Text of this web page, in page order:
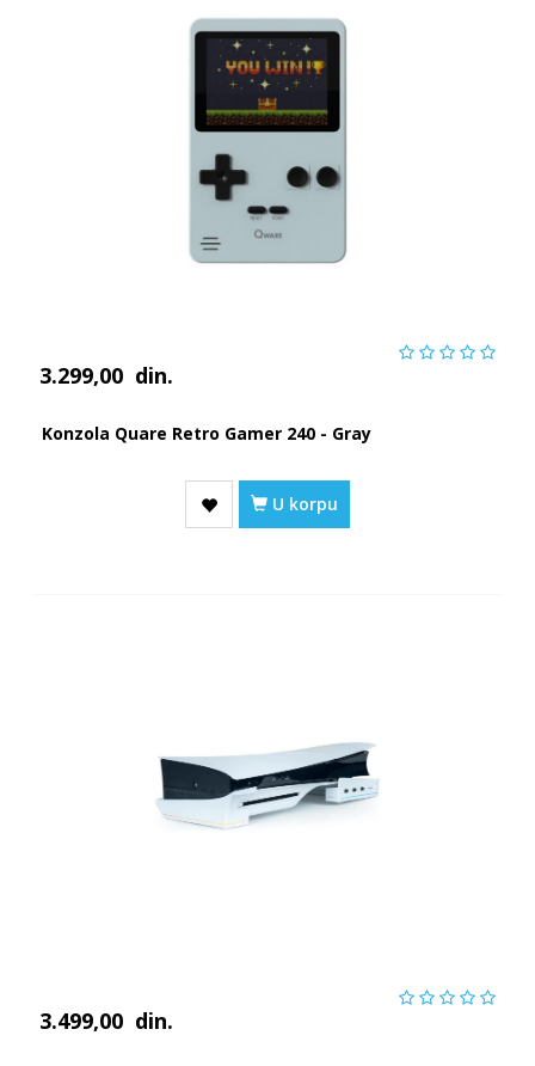
3.299,00 din.
Konzola Quare Retro Gamer 240 - Gray
U korpu
3.499,00 din.